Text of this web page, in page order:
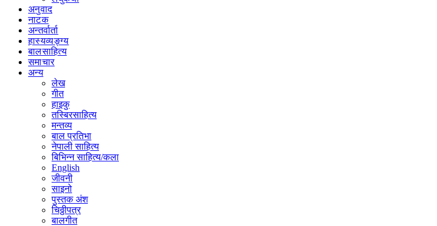
अनुवाद
नाटक
अन्तर्वार्ता
हास्यव्यङ्ग्य
बालसाहित्य
समाचार
अन्य
लेख
गीत
हाइकु
तस्बिरसाहित्य
मन्तव्य
बाल प्रतिभा
नेपाली साहित्य
बिभिन्न साहित्य/कला
English
जीवनी
साइनो
पुस्तक अंश
चिठ्ठीपत्र
बालगीत